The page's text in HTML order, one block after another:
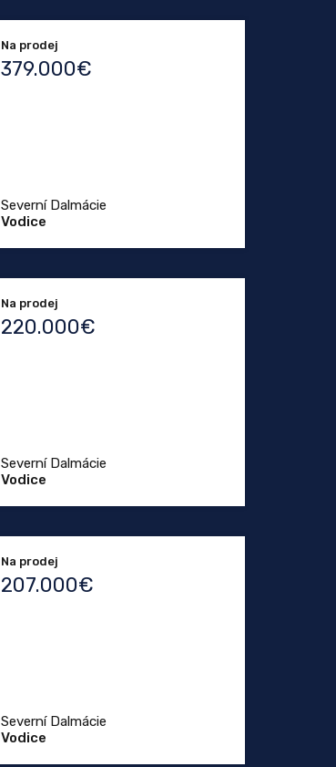
Na prodej
379.000€
Severní Dalmácie
Vodice
Na prodej
220.000€
Severní Dalmácie
Vodice
Na prodej
207.000€
Severní Dalmácie
Vodice